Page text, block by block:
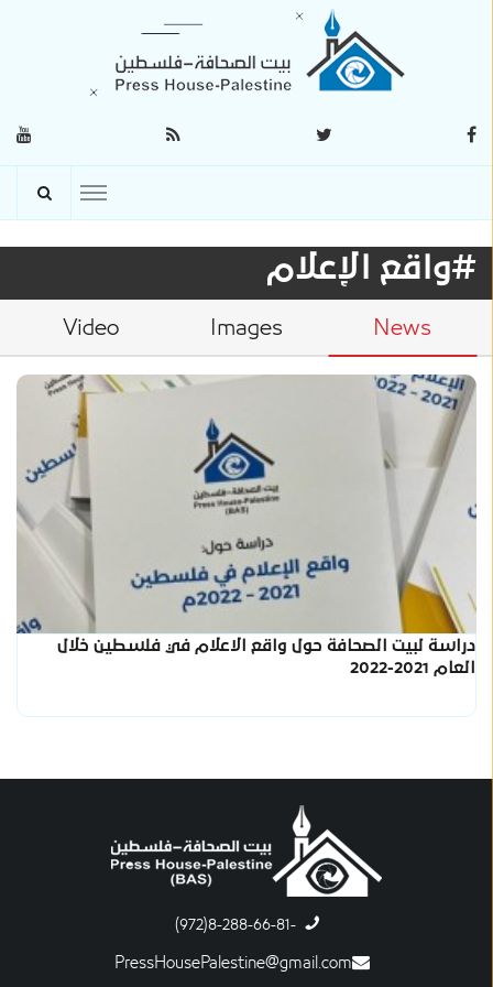
#واقع الإعلام
News
Images
Video
دراسة لبيت الصحافة حول واقع الاعلام في فلسطين خلال
العام 2021-2022
-8-288-66-81(972)
PressHousePalestine@gmail.com